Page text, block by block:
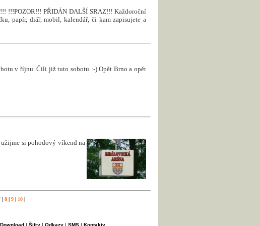
!!!POZOR!!! PŘIDÁN DALŠÍ SRAZ!!! Každoroční
papír, diář, mobil, kalendář, či kam zapisujete a
v říjnu. Čili již tuto sobotu :-) Opět Brno a opět
si pohodový víkend na
| 8 | 9 | 10 |
Download| Šifry| Odkazy| SMS| Kontakty